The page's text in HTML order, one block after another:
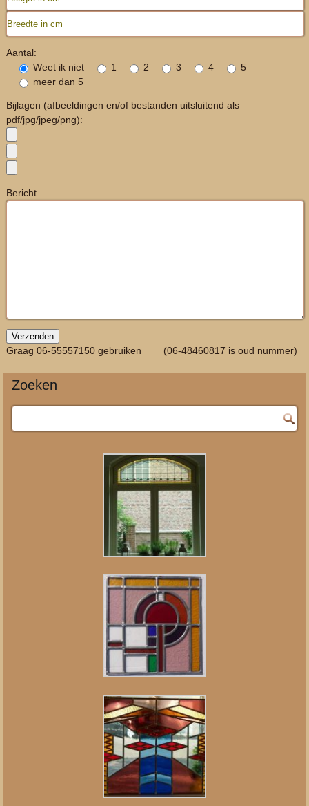
Aantal:
Weet ik niet
1 2 3 4
5
meer dan 5
Bijlagen (afbeeldingen en/of bestanden uitsluitend als
pdf/jpg/jpeg/png):
Bericht
Graag 06-55557150 gebruiken (06-48460817 is oud nummer)
Zoeken